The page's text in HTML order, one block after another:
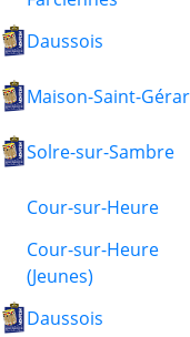
Daussois
Maison-Saint-
Solre-sur-Sambre
Cour-sur-Heure
Cour-sur-Heure
(Jeunes)
Daussois